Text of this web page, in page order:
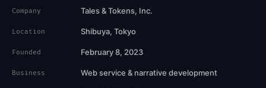
Company Tales & Tokens, Inc.
Location Shibuya, Tokyo
Founded February 8, 2023
Business Web service & narrative development